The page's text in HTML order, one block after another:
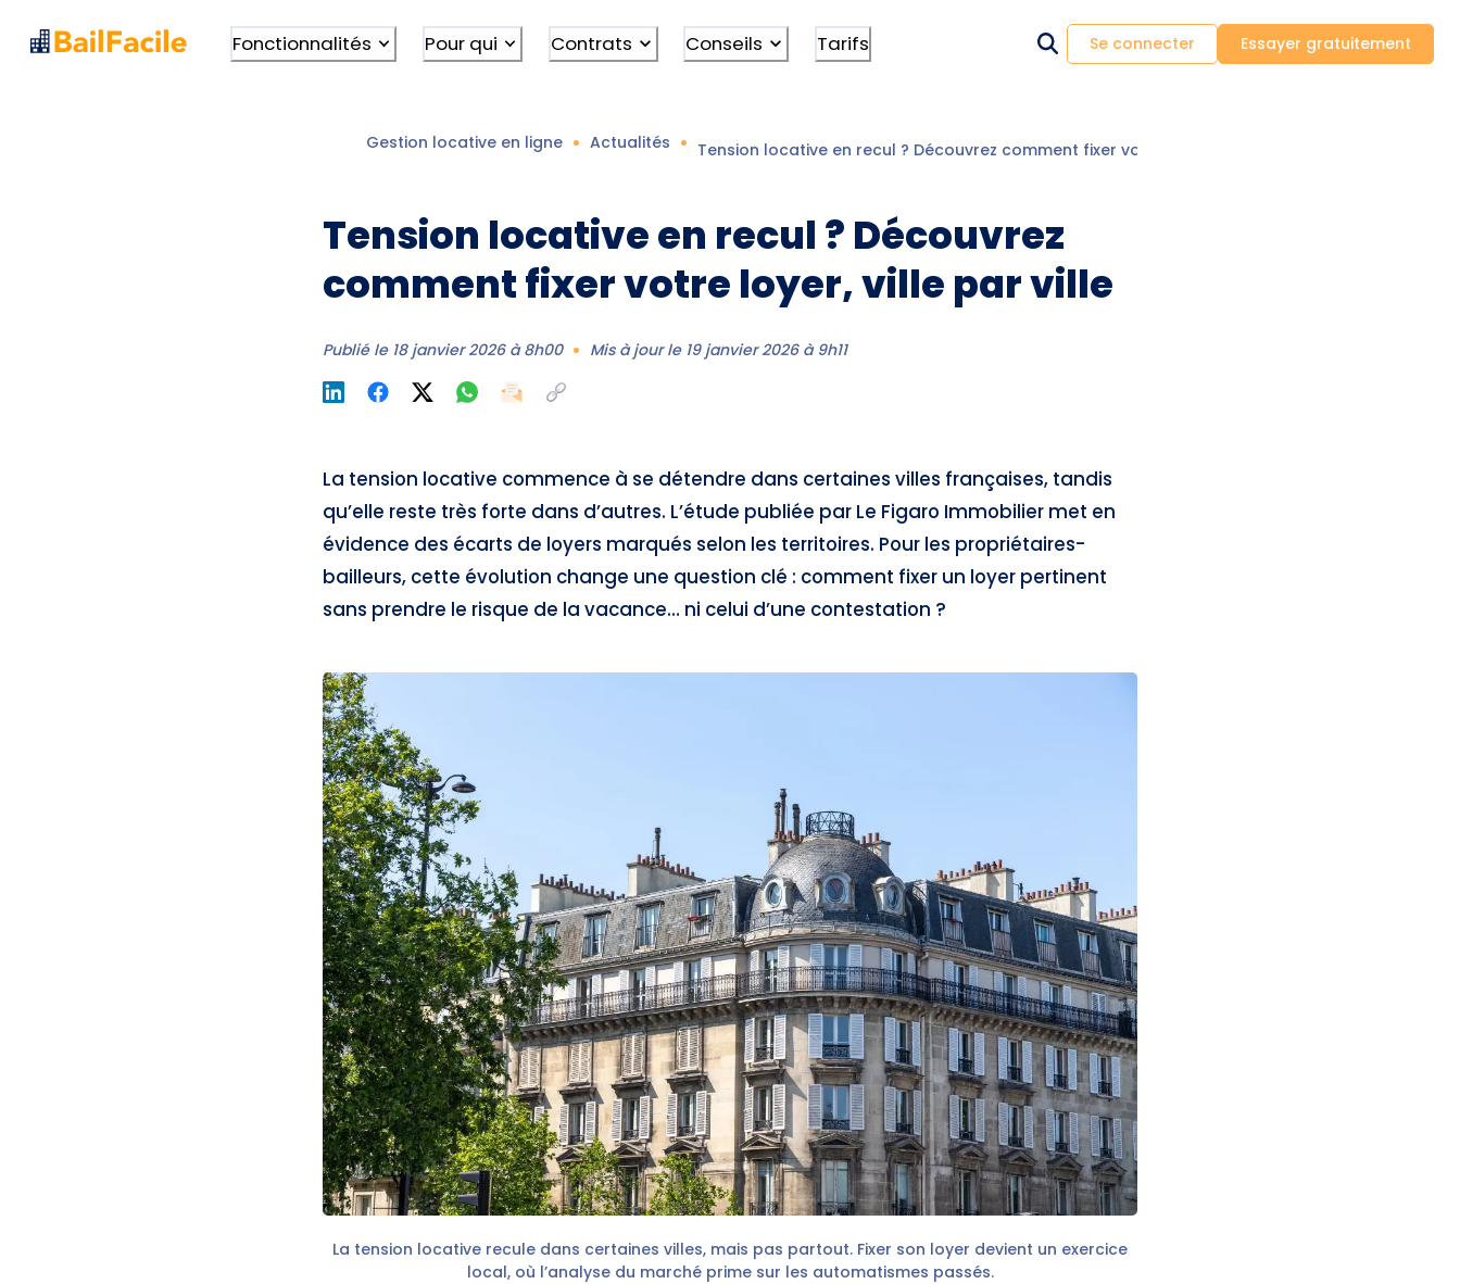
Fonctionnalités Pour qui Contrats Conseils Tarifs Se connecter Essayer gratuitement
Gestion locative en ligne Actualités Tension locative en recul ? Découvrez comment fixer votre loyer, ville par ville
Tension locative en recul ? Découvrez
comment fixer votre loyer, ville par ville
Publié le 18 janvier 2026 à 8h00 Mis à jour le 19 janvier 2026 à 9h11
La tension locative commence à se détendre dans certaines villes françaises, tandis
qu’elle reste très forte dans d’autres. L’étude publiée par Le Figaro Immobilier met en
évidence des écarts de loyers marqués selon les territoires. Pour les propriétaires-
bailleurs, cette évolution change une question clé : comment fixer un loyer pertinent
sans prendre le risque de la vacance… ni celui d’une contestation ?
La tension locative recule dans certaines villes, mais pas partout. Fixer son loyer devient un exercice
local, où l’analyse du marché prime sur les automatismes passés.